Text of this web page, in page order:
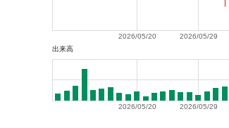
2026/05/29
2026/05/20
出来高
2026/05/29
2026/05/20